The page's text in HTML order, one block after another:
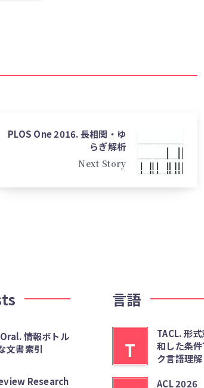
PLOS One 2016. 長相関・ゆ
らぎ解析
Next Story
情報ボトル
文書索引
Research
言語
T
TACL. 形
和した条
ク言語理解
ACL 2026